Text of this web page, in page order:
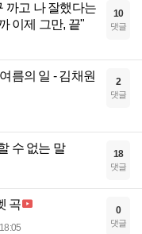
까고 나 잘했다는
이제 그만, 끝"
10
댓글
름의 일 - 김채원
2
댓글
수 없는 말 18
댓글
곡
18:05
0
댓글